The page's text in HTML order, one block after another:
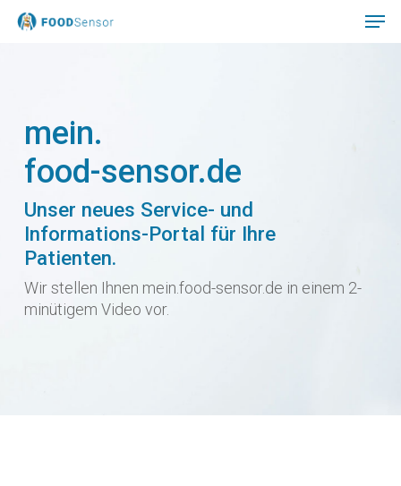
Skip
mein.
food-sensor.de
Unser neues Service- und
Informations-Portal für Ihre
Patienten.
Wir stellen Ihnen mein.food-sensor.de in einem 2-
minütigem Video vor.